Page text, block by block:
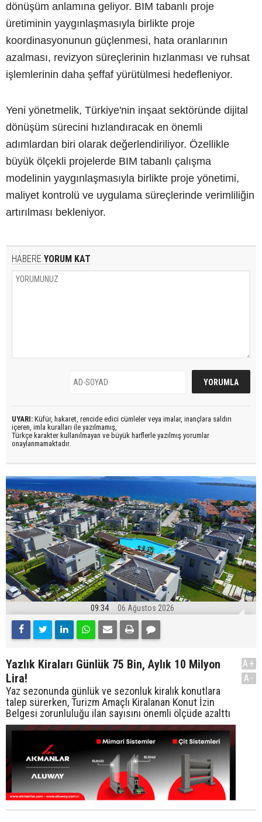
dönüşüm anlamına geliyor. BIM tabanlı proje
üretiminin yaygınlaşmasıyla birlikte proje
koordinasyonunun güçlenmesi, hata oranlarının
azalması, revizyon süreçlerinin hızlanması ve ruhsat
işlemlerinin daha şeffaf yürütülmesi hedefleniyor.
Yeni yönetmelik, Türkiye'nin inşaat sektöründe dijital
dönüşüm sürecini hızlandıracak en önemli
adımlardan biri olarak değerlendiriliyor. Özellikle
büyük ölçekli projelerde BIM tabanlı çalışma
modelinin yaygınlaşmasıyla birlikte proje yönetimi,
maliyet kontrolü ve uygulama süreçlerinde verimliliğin
artırılması bekleniyor.
HABERE YORUM KAT
UYARI: Küfür, hakaret, rencide edici cümleler veya imalar, inançlara saldırı
içeren, imla kuralları ile yazılmamış,
Türkçe karakter kullanılmayan ve büyük harflerle yazılmış yorumlar
onaylanmamaktadır.
09:34 06 Ağustos 2026
Yazlık Kiraları Günlük 75 Bin, Aylık 10 Milyon
Lira!
Yaz sezonunda günlük ve sezonluk kiralık konutlara
talep sürerken, Turizm Amaçlı Kiralanan Konut İzin
Belgesi zorunluluğu ilan sayısını önemli ölçüde azalttı
A+
A-